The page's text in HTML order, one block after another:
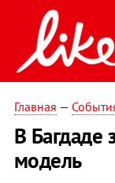
Главная —
В Багдаде
модель